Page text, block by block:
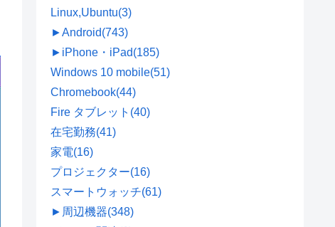
Linux,Ubuntu(3)
►Android(743)
► iPhone・iPad(185)
Windows 10 mobile(51)
Chromebook(44)
Fire タブレット (40)
在宅勤務(41)
家電(16)
プロジェクター(16)
スマートウォッチ(61)
► 周辺機器(348)